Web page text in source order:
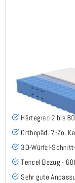
Keru H2
140x190 cm
Härtegrad 2 bis
Orthopäd. 7-Zo.
3D-Würfel-
Tencel Bezug -
Sehr gute